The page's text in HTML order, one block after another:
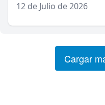
12 de Julio de 2026
Cargar